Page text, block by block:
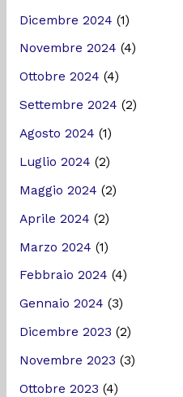
Dicembre 2024 (1)
Novembre 2024 (4)
Ottobre 2024 (4)
Settembre 2024 (2)
Agosto 2024 (1)
Luglio 2024 (2)
Maggio 2024 (2)
Aprile 2024 (2)
Marzo 2024 (1)
Febbraio 2024 (4)
Gennaio 2024 (3)
Dicembre 2023 (2)
Novembre 2023 (3)
Ottobre 2023 (4)